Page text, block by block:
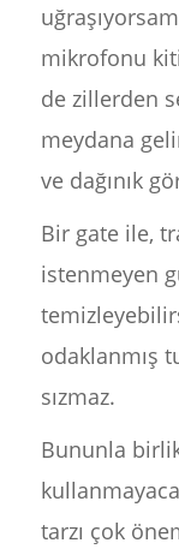
mikrofonu
de zillerden
meydana
ve dağınık
Bir gate ile,
istenmeyen
odaklanmış
sızmaz.
Bununla
tarzı çok